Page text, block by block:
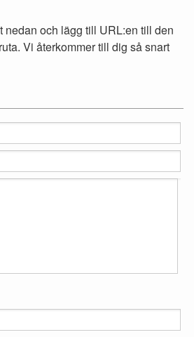
nedan och lägg till URL:en till den
Vi återkommer till dig så snart